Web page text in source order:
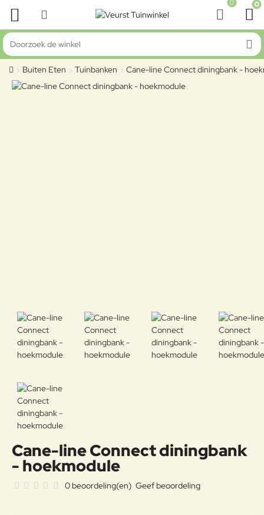
0 0
Doorzoek de winkel
home
Buiten Eten Tuinbanken Cane-line Connect diningbank -
Cane-line Connect diningbank
- hoekmodule
0 beoordeling(en) Geef beoordeling